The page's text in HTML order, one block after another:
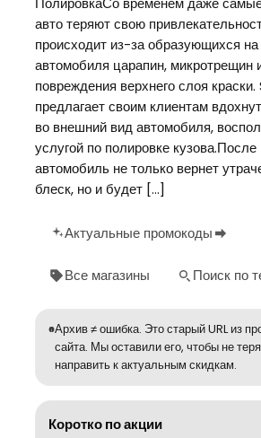
авто теряют свою
происходит из-за образующихся на
автомобиля царапин, микротрещин
повреждения верхнего слоя
предлагает своим клиентам
во внешний вид автомобиля,
услугой по полировке
автомобиль не только вернет
блеск, но и будет […]
Актуальные промокоды
Все магазины Поиск по
Архив ≠ ошибка. Это старый URL из
сайта. Мы оставили его, чтобы не
направить к актуальным скидкам.
Коротко по акции